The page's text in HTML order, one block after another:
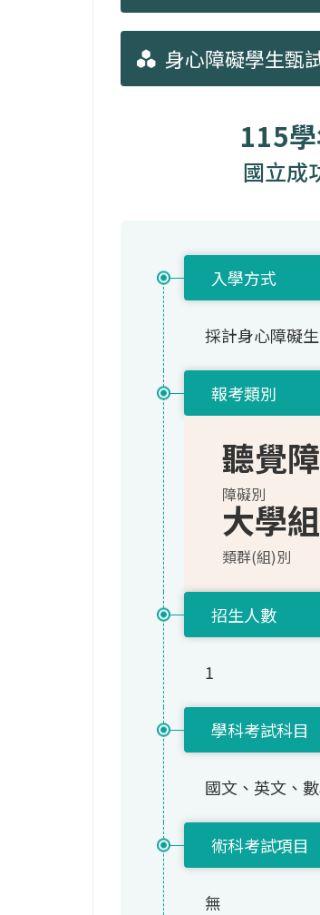
身心障礙學生甄
115
國立成
入學方式
採計身心障礙
報考類別
聽覺
障礙別
大學
類群(組)別
招生人數
1
學科考試科目
國文、英文、
術科考試項目
無